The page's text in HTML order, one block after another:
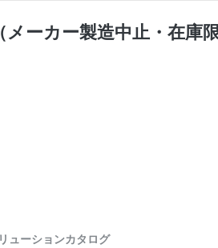
ーカー製造中止・在庫
ューションカタログ